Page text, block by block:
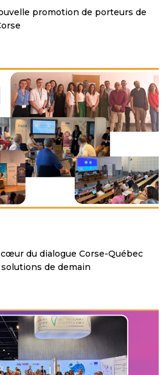
promotion de porteurs de
du dialogue Corse-Québec
de demain